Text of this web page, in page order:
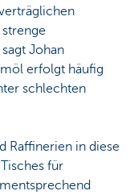
Johan
erfolgt häufig
schlechten
Raffinerien in diese
für